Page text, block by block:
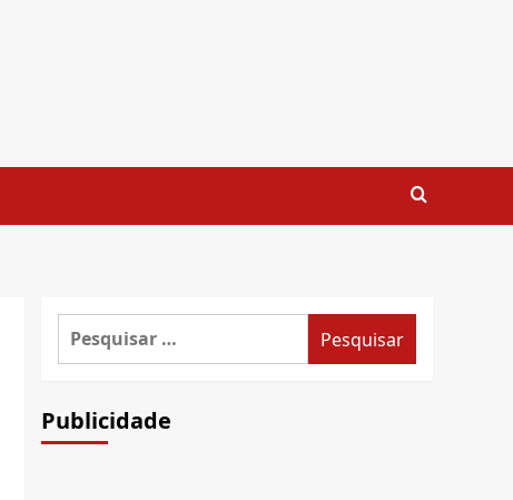
Pesquisar
Publicidade